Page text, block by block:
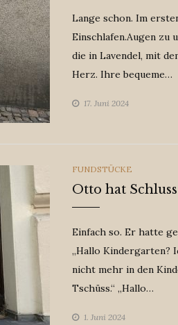
Lange schon. Im
Einschlafen.Augen zu
die in Lavendel, mit
Herz. Ihre bequeme…
17. Juni 2024
CATEGORIES
FUNDSTÜCKE
Otto hat
Einfach so. Er hatte
„Hallo Kindergarten?
nicht mehr in den
Tschüss.“ „Hallo…
1. Juni 2024